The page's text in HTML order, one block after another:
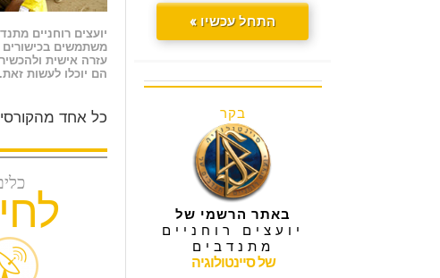
יועצים רוחניים
משתמשים
עזרה אישית
הם יוכלו לעשות זאת.
כל אחד
התחל עכשיו »
בקר
באתר הרשמי של
יועצים רוחניים
מתנדבים
של סיינטולוגיה